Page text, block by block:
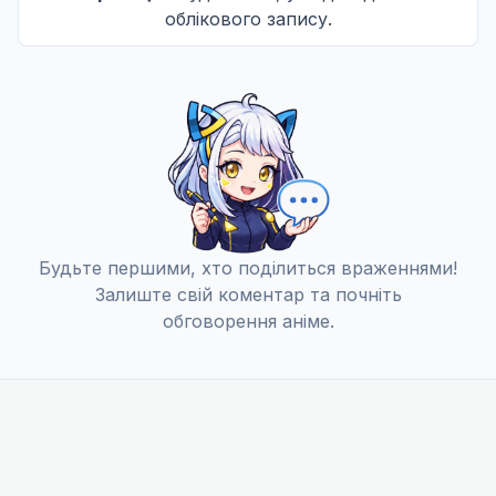
Всім, хто не зміг стати геніями
облікового запису.
Будьте першими, хто поділиться враженнями!
Залиште свій коментар та почніть
обговорення аніме.